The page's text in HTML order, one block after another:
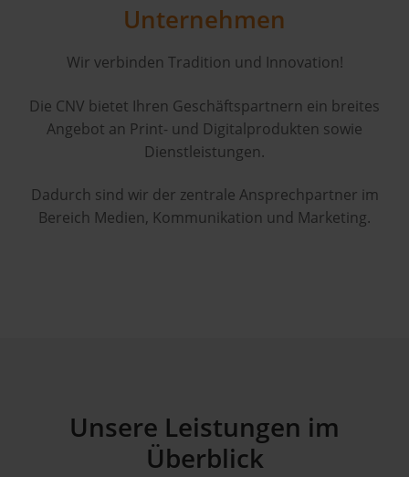
Unternehmen
Wir verbinden Tradition und Innovation!
Die CNV bietet Ihren Geschäftspartnern ein breites
Angebot an Print- und Digitalprodukten sowie
Dienstleistungen.
Dadurch sind wir der zentrale Ansprechpartner im
Bereich Medien, Kommunikation und Marketing.
Unsere Leistungen im
Überblick